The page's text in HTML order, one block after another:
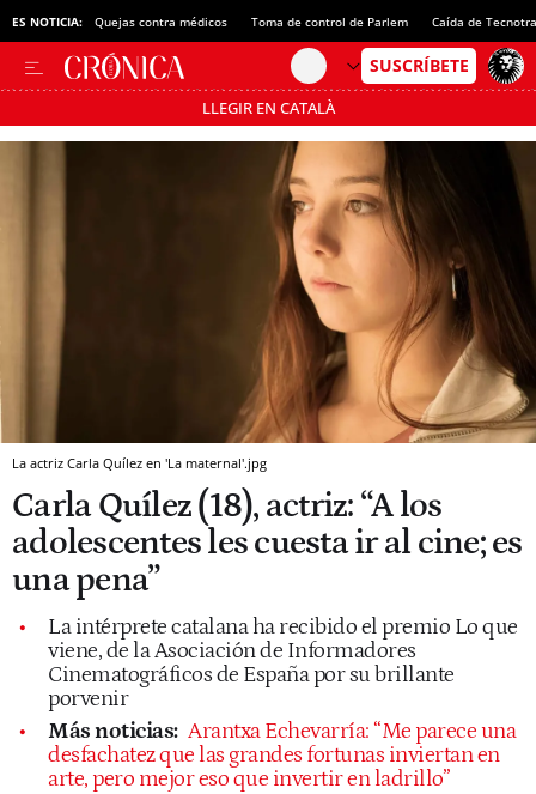
ES NOTICIA: Quejas contra médicos Toma de control de Parlem Caída de
LLEGIR EN CATALÀ
Pásate al MODO AHORRO
La actriz Carla Quílez en 'La maternal'.jpg
Carla Quílez (18), actriz: “A los
adolescentes les cuesta ir al cine; es
una pena”
La intérprete catalana ha recibido el premio Lo que
viene, de la Asociación de Informadores
Cinematográficos de España por su brillante
porvenir
Más noticias: Arantxa Echevarría: “Me parece una
desfachatez que las grandes fortunas inviertan en
arte, pero mejor eso que invertir en ladrillo”